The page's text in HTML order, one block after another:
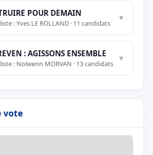
POUR DEMAIN
: Yves LE ROLLAND · 11 candidats
▼
: AGISSONS ENSEMBLE
: Nolwenn MORVAN · 13 candidats
▼
vote